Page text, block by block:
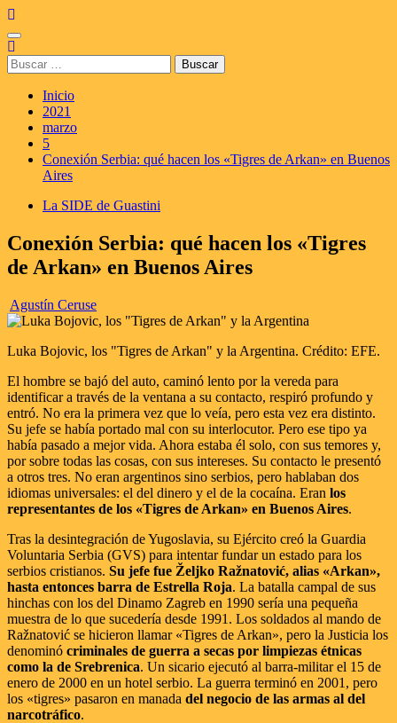
Saltar
al
contenido
Menú
principal
Buscar:
Inicio
2021
marzo
5
Conexión Serbia: qué hacen los «Tigres de Arkan» en Buenos
Aires
La SIDE de Guastini
Conexión Serbia: qué hacen los «Tigres
de Arkan» en Buenos Aires
Agustín Ceruse
Luka Bojovic, los "Tigres de Arkan" y la Argentina. Crédito: EFE.
El hombre se bajó del auto, caminó lento por la vereda para
identificar a través de la ventana a su contacto, respiró profundo y
entró. No era la primera vez que lo veía, pero esta vez era distinto.
Su jefe se había portado mal con su interlocutor. Pero ese tipo ya
había pasado a mejor vida. Ahora estaba él solo, con sus temores y,
por sobre todas las cosas, con sus intereses. Su contacto le presentó
a otros tres. No eran argentinos sino serbios, pero hablaban dos
idiomas universales: el del dinero y el de la cocaína. Eran los
representantes de los «Tigres de Arkan» en Buenos Aires.
Tras la desintegración de Yugoslavia, su Ejército creó la Guardia
Voluntaria Serbia (GVS) para intentar fundar un estado para los
serbios cristianos. Su jefe fue Željko Ražnatović, alias «Arkan»,
hasta entonces barra de Estrella Roja. La batalla campal de sus
hinchas con los del Dinamo Zagreb en 1990 sería una pequeña
muestra de lo que sucedería desde 1991. Los soldados al mando de
Ražnatović se hicieron llamar «Tigres de Arkan», pero la Justicia los
denominó criminales de guerra a secas por limpiezas étnicas
como la de Srebrenica. Un sicario ejecutó al barra-militar el 15 de
enero de 2000 en un hotel serbio. La guerra terminó en 2001, pero
los «tigres» pasaron en manada del negocio de las armas al del
narcotráfico.